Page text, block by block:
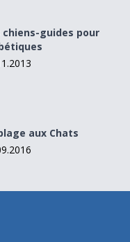
chiens-guides pour
aux Chats